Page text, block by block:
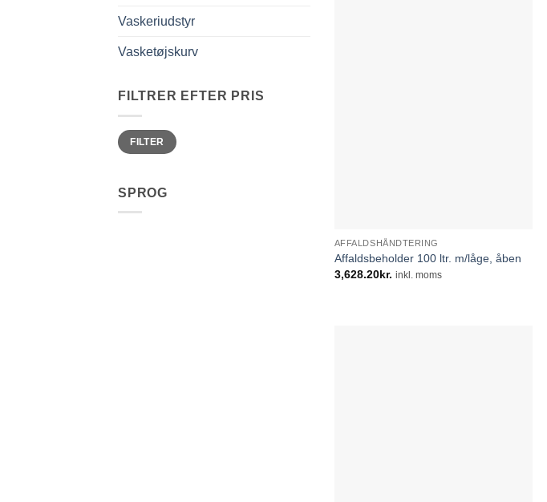
Vaskeriudstyr
Vasketøjskurv
FILTRER EFTER PRIS
Mindste
pris
Højeste
prisFILTER
SPROG
AFFALDSHÅNDTERING
Affaldsbeholder 100 ltr. m/låge, åben
3,628.20kr. inkl. moms